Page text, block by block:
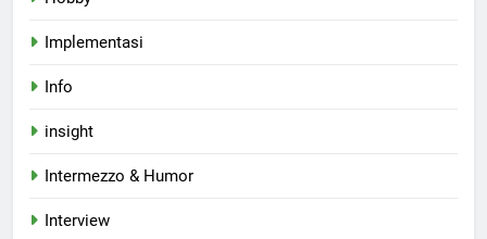
Implementasi
Info
insight
Intermezzo & Humor
Interview